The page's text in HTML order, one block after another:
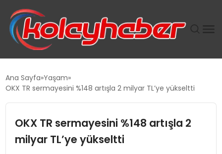
TANYER YAPI ZEMIN MÜHENDISLIĞINDE HEDEF
BÜYÜTTÜ
Ana Sayfa Yaşam
OKX TR sermayesini %148 artışla 2 milyar TL’ye yükseltti
OKX TR sermayesini %148 artışla 2
milyar TL’ye yükseltti